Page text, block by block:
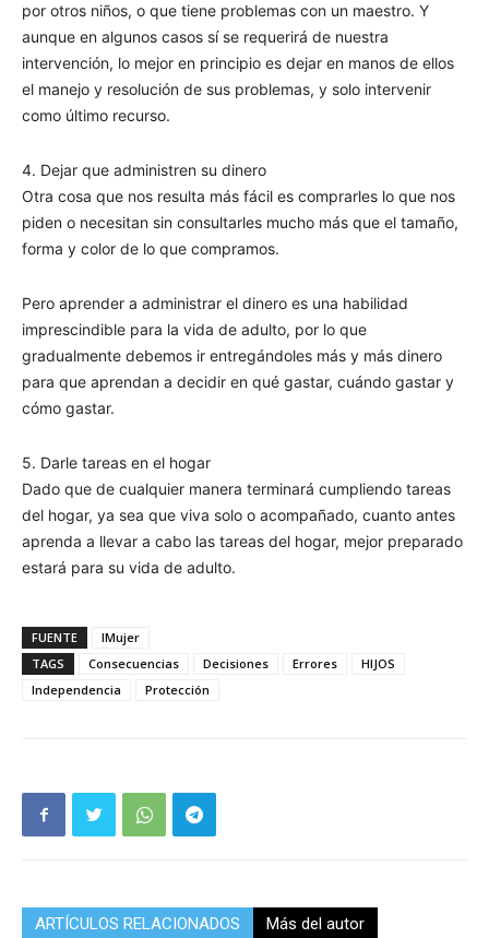
por otros niños, o que tiene problemas con un maestro. Y
aunque en algunos casos sí se requerirá de nuestra
intervención, lo mejor en principio es dejar en manos de ellos
el manejo y resolución de sus problemas, y solo intervenir
como último recurso.
4. Dejar que administren su dinero
Otra cosa que nos resulta más fácil es comprarles lo que nos
piden o necesitan sin consultarles mucho más que el tamaño,
forma y color de lo que compramos.
Pero aprender a administrar el dinero es una habilidad
imprescindible para la vida de adulto, por lo que
gradualmente debemos ir entregándoles más y más dinero
para que aprendan a decidir en qué gastar, cuándo gastar y
cómo gastar.
5. Darle tareas en el hogar
Dado que de cualquier manera terminará cumpliendo tareas
del hogar, ya sea que viva solo o acompañado, cuanto antes
aprenda a llevar a cabo las tareas del hogar, mejor preparado
estará para su vida de adulto.
FUENTE
IMujer
TAGS
Consecuencias Decisiones Errores
HIJOS
Independencia
Protección
ARTÍCULOS RELACIONADOS Más del autor